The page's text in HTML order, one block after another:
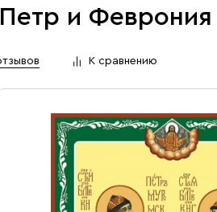
изделия
и
К сравнению